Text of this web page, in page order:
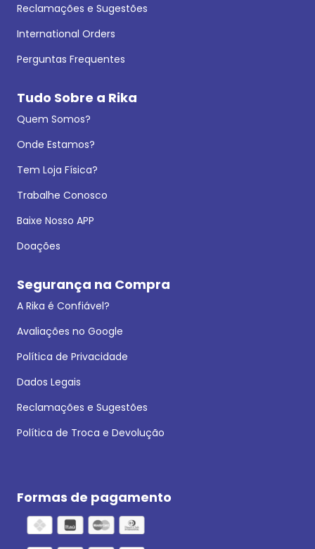
Reclamações e Sugestões
International Orders
Perguntas Frequentes
Tudo Sobre a Rika
Quem Somos?
Onde Estamos?
Tem Loja Física?
Trabalhe Conosco
Baixe Nosso APP
Doações
Segurança na Compra
A Rika é Confiável?
Avaliações no Google
Política de Privacidade
Dados Legais
Reclamações e Sugestões
Política de Troca e Devolução
Formas de pagamento